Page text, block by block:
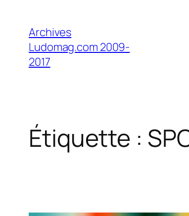
contenu
Archives
Ludomag.com 2009-
2017
Étiquette :